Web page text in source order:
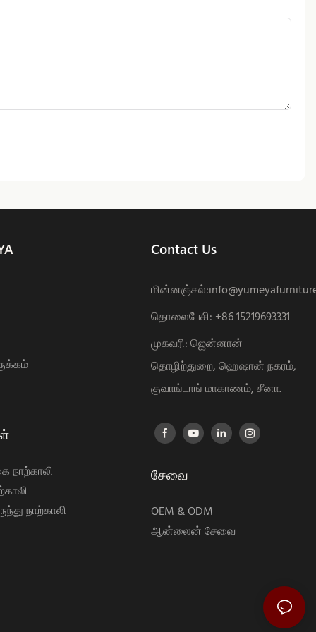
Contact Us
மின்னஞ்சல்:
தொலைபேசி: +86 15219693331
முகவரி: ஜென்னான்
தொழிற்துறை, ஹெஷான் நகரம்,
குவாங்டாங் மாகாணம், சீனா.
நாற்காலி
நாற்காலி
சேவை
OEM & ODM
ஆன்லைன் சேவை